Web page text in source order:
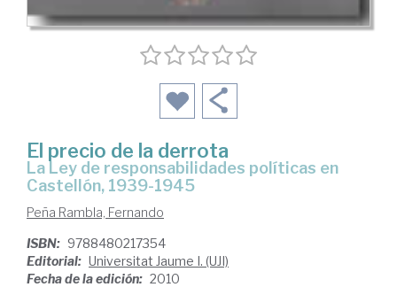
El precio de la derrota
la Ley de responsabilidades políticas en
Castellón, 1939-1945
Peña Rambla, Fernando
ISBN: 9788480217354
Editorial: Universitat Jaume I. (UJI)
Fecha de la edición: 2010